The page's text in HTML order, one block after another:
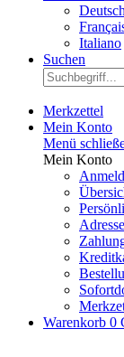
Deutsch
Italiano
Suchen
Merkzettel
Mein Konto
Menü
Mein Konto
Warenkorb 0